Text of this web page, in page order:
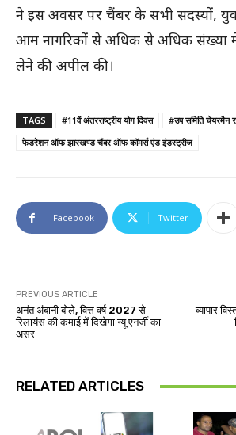
ने इस अवसर पर चैंबर के सभी सदस्यों,
आम नागरिकों से अधिक से अधिक संख्या में
लेने की अपील की।
TAGS #11वें अंतरराष्ट्रीय योग दिवस
#उप समिति चेयरमैन
फेडरेशन ऑफ झारखण्ड चैंबर ऑफ कॉमर्स एंड इंडस्ट्रीज
Facebook Twitter
PREVIOUS ARTICLE
अनंत अंबानी बोले, वित्त वर्ष 2027 से
रिलायंस की कमाई में दिखेगा न्यू एनर्जी का
असर
व्यापार
RELATED ARTICLES